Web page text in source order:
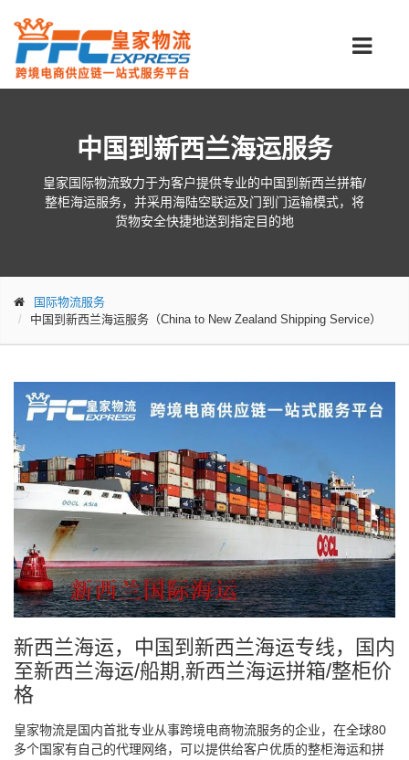
中国到新西兰海运服务
皇家国际物流致力于为客户提供专业的中国到新西兰拼箱/
整柜海运服务，并采用海陆空联运及门到门运输模式，将
货物安全快捷地送到指定目的地
国际物流服务
中国到新西兰海运服务（China to New Zealand Shipping Service）
新西兰海运，中国到新西兰海运专线，国内
至新西兰海运/船期,新西兰海运拼箱/整柜价
格
皇家物流是国内首批专业从事跨境电商物流服务的企业，在全球80
多个国家有自己的代理网络，可以提供给客户优质的整柜海运和拼